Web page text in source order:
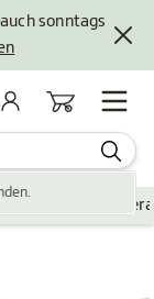
sonntags
Mein KontoWarenkorb